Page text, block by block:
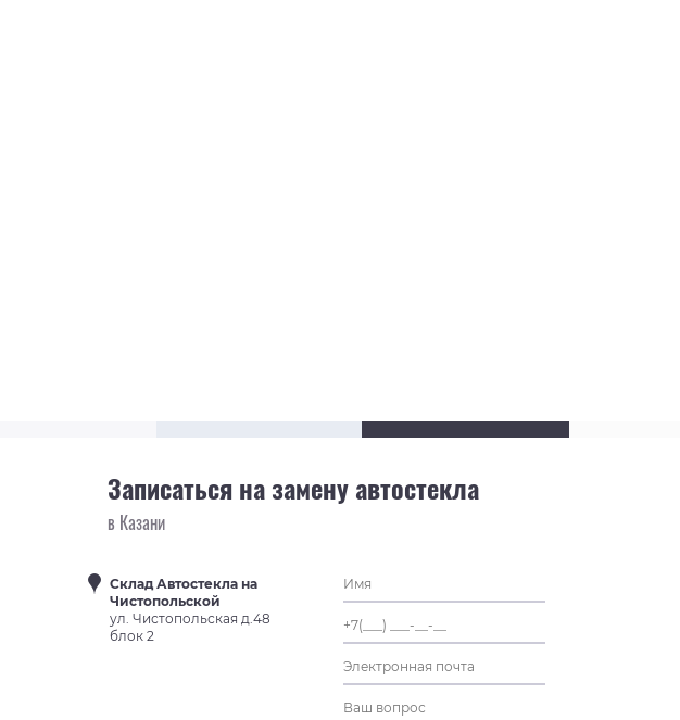
Записаться на замену автостекла
в Казани
Склад Автостекла на
Чистопольской
ул. Чистопольская д.48
блок 2